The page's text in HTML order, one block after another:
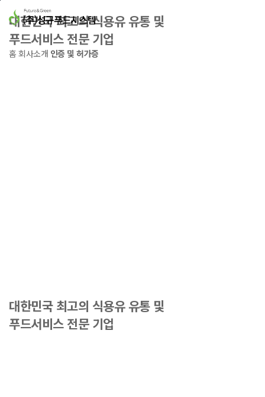
본문바로가기
대한민국 최고의 식용유 유통 및
푸드서비스 전문 기업
홈 회사소개 인증 및 허가증
대한민국 최고의 식용유 유통 및
푸드서비스 전문 기업